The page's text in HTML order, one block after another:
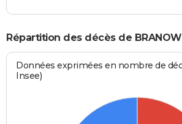
Répartition des décès de
Données exprimées en nombre de
Insee)